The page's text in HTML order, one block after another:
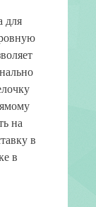
для
на
в
в